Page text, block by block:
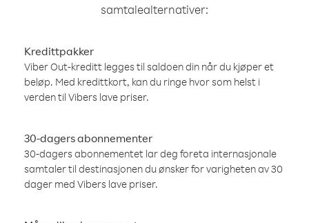
samtalealternativer:
Kredittpakker
Viber Out-kreditt legges til saldoen din når du kjøper et
beløp. Med kredittkort, kan du ringe hvor som helst i
verden til Vibers lave priser.
30-dagers abonnementer
30-dagers abonnementet lar deg foreta internasjonale
samtaler til destinasjonen du ønsker for varigheten av 30
dager med Vibers lave priser.